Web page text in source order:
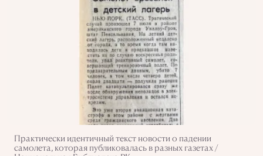
Практически идентичный текст новости о падении
самолета, которая публиковалась в разных газетах /